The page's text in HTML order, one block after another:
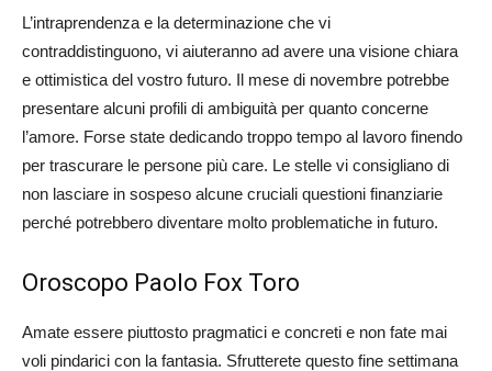
L’intraprendenza e la determinazione che vi
contraddistinguono, vi aiuteranno ad avere una visione chiara
e ottimistica del vostro futuro. Il mese di novembre potrebbe
presentare alcuni profili di ambiguità per quanto concerne
l’amore. Forse state dedicando troppo tempo al lavoro finendo
per trascurare le persone più care. Le stelle vi consigliano di
non lasciare in sospeso alcune cruciali questioni finanziarie
perché potrebbero diventare molto problematiche in futuro.
Oroscopo Paolo Fox Toro
Amate essere piuttosto pragmatici e concreti e non fate mai
voli pindarici con la fantasia. Sfrutterete questo fine settimana